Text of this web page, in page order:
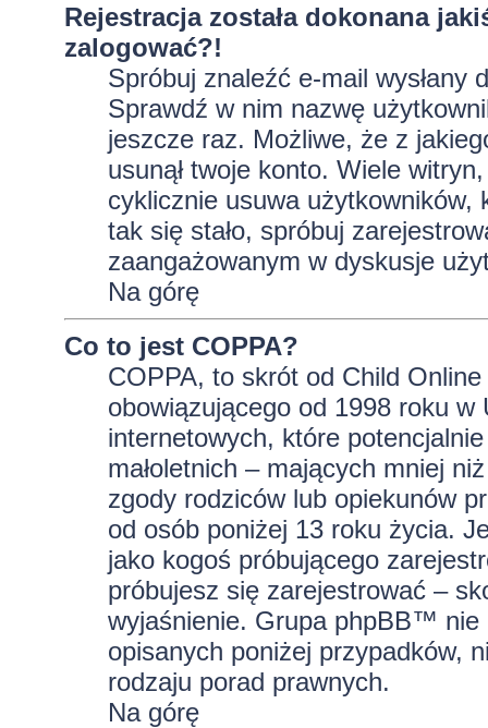
Rejestracja została dokonana
zalogować?!
Spróbuj znaleźć e-mail wysłany
Sprawdź w nim nazwę
jeszcze raz. Możliwe, że z
usunął twoje konto. Wiele
cyklicznie usuwa użytkowników,
tak się stało, spróbuj
zaangażowanym w dyskusje
Na górę
Co to jest COPPA?
COPPA, to skrót od Child
obowiązującego od 1998 roku w
internetowych, które
małoletnich – mających mniej
zgody rodziców lub opiekunów
od osób poniżej 13 roku życia.
jako kogoś próbującego
próbujesz się zarejestrować –
wyjaśnienie. Grupa phpBB™ nie
opisanych poniżej przypadków,
rodzaju porad prawnych.
Na górę